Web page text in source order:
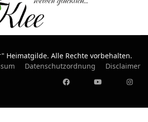
Heimatgilde. Alle Rechte vorbehalten.
Datenschutzordnung Disclaimer